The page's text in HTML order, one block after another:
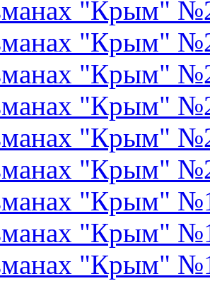
"Крым"
"Крым"
"Крым"
"Крым"
"Крым"
"Крым"
"Крым"
"Крым"
"Крым"